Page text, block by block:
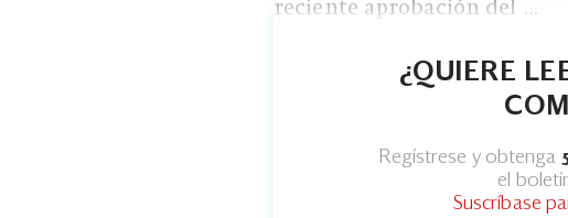
reciente aprobación del ...
¿QUIERE
Regístrese y obtenga
el
Suscríbase